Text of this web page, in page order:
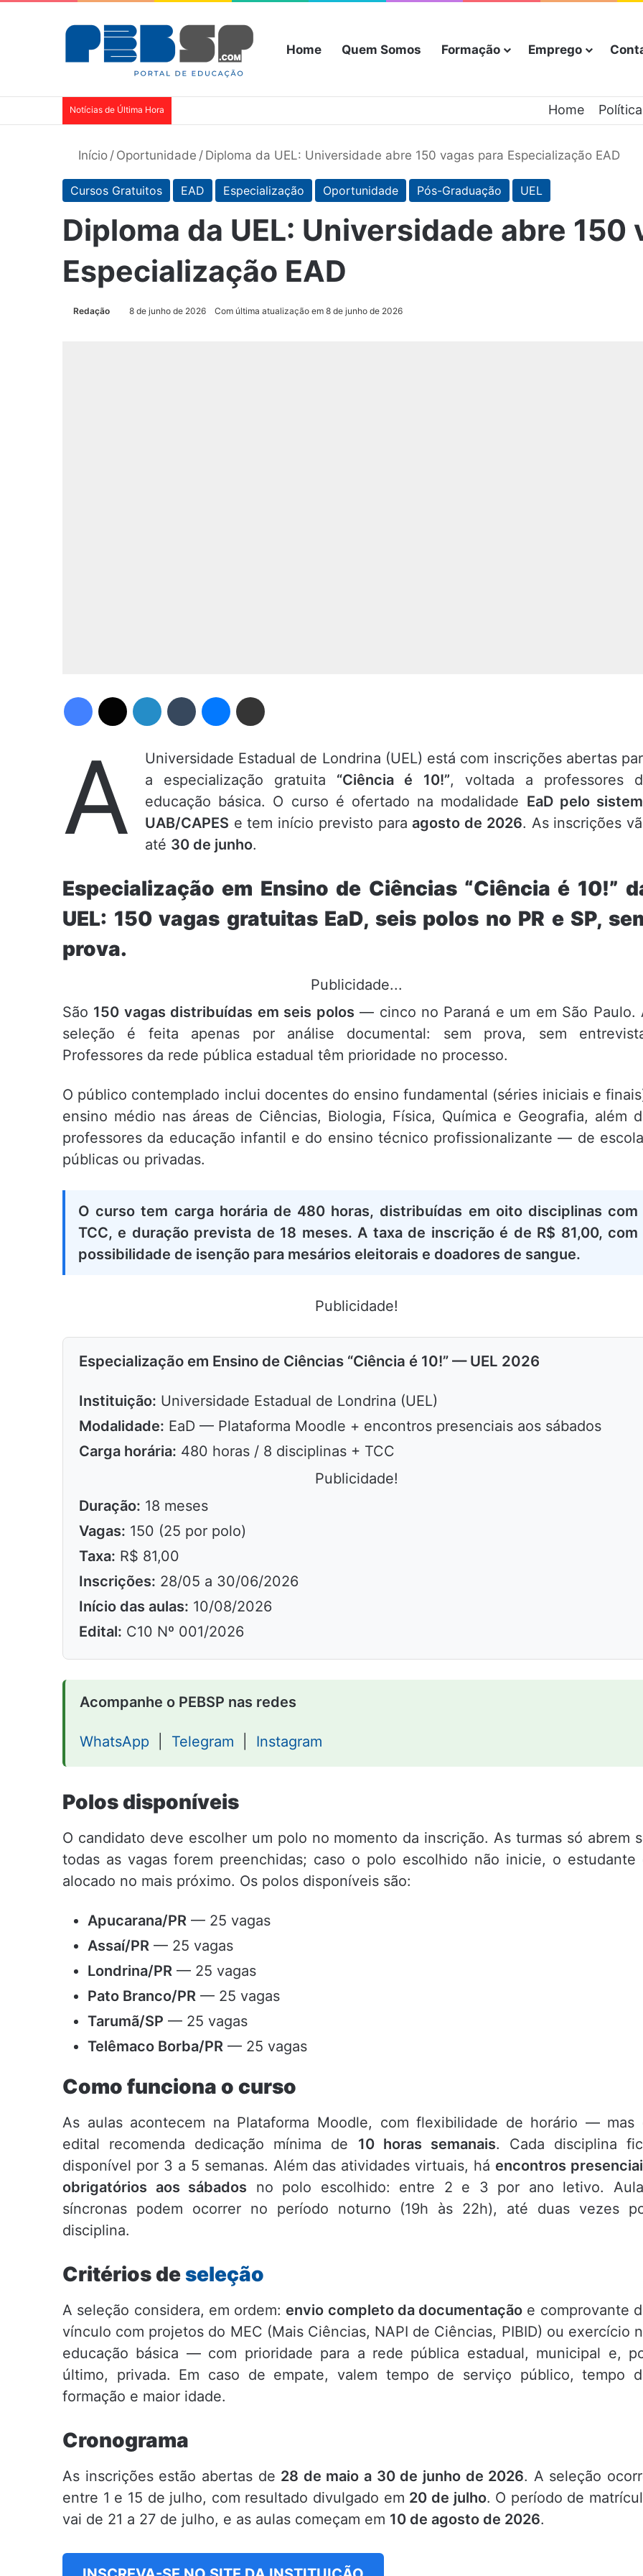
Home Quem Somos Formação Emprego
Notícias de Última Hora Home
Início / Oportunidade / Diploma da UEL: Universidade abre 150 vagas para Especialização EAD
Cursos Gratuitos EAD Especialização Oportunidade Pós-Graduação UEL
Diploma da UEL: Universidade abre 150
Especialização EAD
Redação 8 de junho de 2026 Com última atualização em 8 de junho de 2026
A
Universidade Estadual de Londrina (UEL) está com inscrições abertas
a especialização gratuita “Ciência é 10!”, voltada a professores
educação básica. O curso é ofertado na modalidade EaD pelo
UAB/CAPES e tem início previsto para agosto de 2026. As inscrições
até 30 de junho.
Especialização em Ensino de Ciências “Ciência é 10!”
UEL: 150 vagas gratuitas EaD, seis polos no PR e SP,
prova.
Publicidade...
São 150 vagas distribuídas em seis polos — cinco no Paraná e um em São Paulo.
seleção é feita apenas por análise documental: sem prova, sem
Professores da rede pública estadual têm prioridade no processo.
O público contemplado inclui docentes do ensino fundamental (séries iniciais e
ensino médio nas áreas de Ciências, Biologia, Física, Química e Geografia, além
professores da educação infantil e do ensino técnico profissionalizante — de
públicas ou privadas.
O curso tem carga horária de 480 horas, distribuídas em oito disciplinas com
TCC, e duração prevista de 18 meses. A taxa de inscrição é de R$ 81,00, com
possibilidade de isenção para mesários eleitorais e doadores de sangue.
Publicidade!
Especialização em Ensino de Ciências “Ciência é 10!” — UEL 2026
Instituição: Universidade Estadual de Londrina (UEL)
Modalidade: EaD — Plataforma Moodle + encontros presenciais aos sábados
Carga horária: 480 horas / 8 disciplinas + TCC
Publicidade!
Duração: 18 meses
Vagas: 150 (25 por polo)
Taxa: R$ 81,00
Inscrições: 28/05 a 30/06/2026
Início das aulas: 10/08/2026
Edital: C10 Nº 001/2026
Acompanhe o PEBSP nas redes
WhatsApp Telegram Instagram
Polos disponíveis
O candidato deve escolher um polo no momento da inscrição. As turmas só abrem
todas as vagas forem preenchidas; caso o polo escolhido não inicie, o estudante
alocado no mais próximo. Os polos disponíveis são:
Apucarana/PR — 25 vagas
Assaí/PR — 25 vagas
Londrina/PR — 25 vagas
Pato Branco/PR — 25 vagas
Tarumã/SP — 25 vagas
Telêmaco Borba/PR — 25 vagas
Como funciona o curso
As aulas acontecem na Plataforma Moodle, com flexibilidade de horário — mas
edital recomenda dedicação mínima de 10 horas semanais. Cada disciplina
disponível por 3 a 5 semanas. Além das atividades virtuais, háencontros
obrigatórios aos sábados no polo escolhido: entre 2 e 3 por ano letivo.
síncronas podem ocorrer no período noturno (19h às 22h), até duas vezes
disciplina.
Critérios deseleção
A seleção considera, em ordem:envio completo da documentação e comprovante
vínculo com projetos do MEC (Mais Ciências, NAPI de Ciências, PIBID) ou exercício
educação básica — com prioridade para a rede pública estadual, municipal e,
último, privada. Em caso de empate, valem tempo de serviço público, tempo
formação e maior idade.
Cronograma
As inscrições estão abertas de 28 de maio a 30 de junho de 2026. A seleção
entre 1 e 15 de julho, com resultado divulgado em 20 de julho. O período de
vai de 21 a 27 de julho, e as aulas começam em 10 de agosto de 2026.